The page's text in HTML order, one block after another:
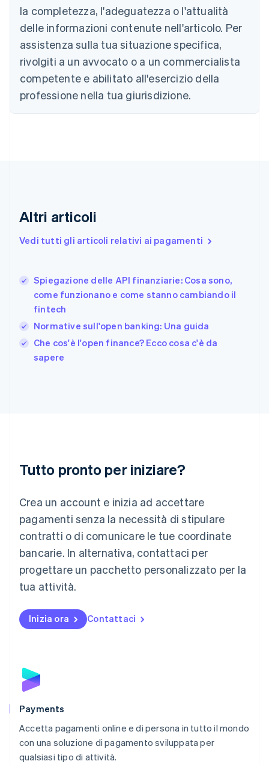
la completezza, l'adeguatezza o l'attualità
delle informazioni contenute nell'articolo. Per
assistenza sulla tua situazione specifica,
rivolgiti a un avvocato o a un commercialista
competente e abilitato all'esercizio della
professione nella tua giurisdizione.
Altri articoli
Vedi tutti gli articoli relativi ai pagamenti
Spiegazione delle API finanziarie: Cosa sono,
come funzionano e come stanno cambiando il
fintech
Normative sull'open banking: Una guida
Che cos'è l'open finance? Ecco cosa c'è da
sapere
Tutto pronto per iniziare?
Crea un account e inizia ad accettare
pagamenti senza la necessità di stipulare
contratti o di comunicare le tue coordinate
bancarie. In alternativa, contattaci per
progettare un pacchetto personalizzato per la
tua attività.
Inizia ora Contattaci
Payments
Accetta pagamenti online e di persona in tutto il mondo
con una soluzione di pagamento sviluppata per
qualsiasi tipo di attività.
Bulgaria
English
Canada
English Français
Cina continentale
Cipro
English
EnglishSvenska
FrançaisEnglish
Giappone
日本語 English
Gibilterra
Grecia
English
India
English
Lituania
Lussemburgo
Deutsch English
Malaysia
English 简体中文
Malta
Messico
EspañolEnglish
English
Nuova Zelanda
Polonia
English
Português
English简体中文
Regno Unito
English